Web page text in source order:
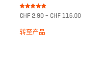
Bewertet mit
5.00
CHF 2.90 – CHF 116.00
转至产品